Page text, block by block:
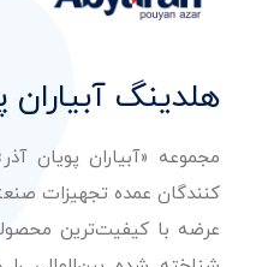
هلدینگ آبیاران
مجموعه «آبیاران پویان
کنندگان عمده تجهیزات
عرضه با کیفیت‌ترین